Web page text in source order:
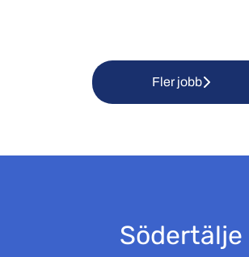
Fler jobb
Södertälje